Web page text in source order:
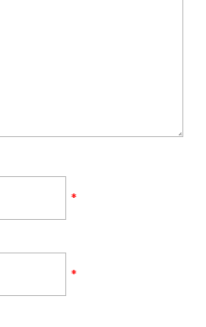
*
*